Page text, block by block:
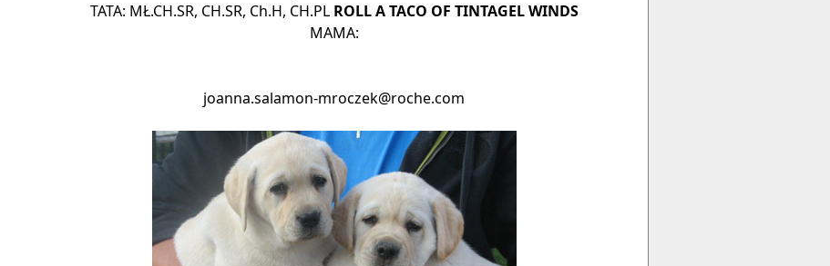
TATA: MŁ.CH.SR, CH.SR, Ch.H, CH.PL ROLL A TACO OF TINTAGEL WINDS
MAMA:
joanna.salamon-mroczek@roche.com